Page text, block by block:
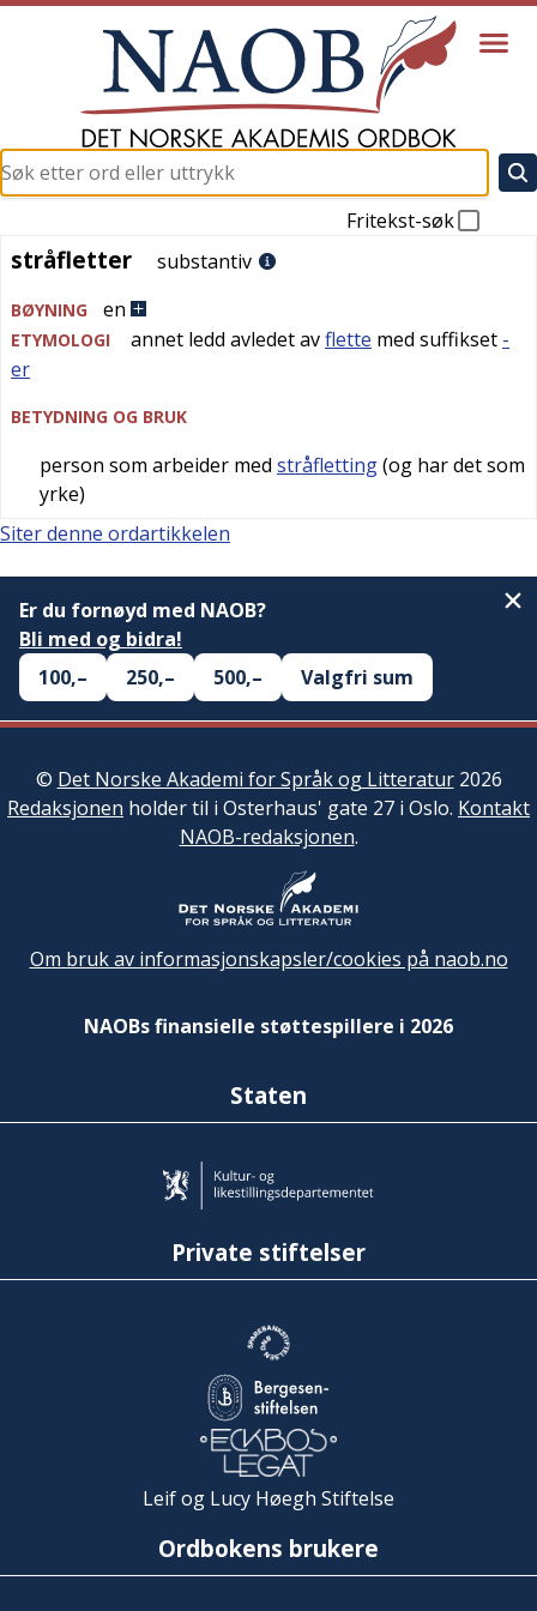
Fritekst-søk
stråfletter
stråfletter substantiv
BØYNING en
ETYMOLOGI annet ledd avledet avflette med suffikset -
er
BETYDNING OG BRUK
person som arbeider med stråfletting(og har det som
yrke)
Siter denne ordartikkelen
Er du fornøyd med NAOB?
Bli med og bidra!
100,–
250,– 500,– Valgfri sum
© Det Norske Akademi for Språk og Litteratur2026
Redaksjonen holder til i Osterhaus' gate 27 i Oslo. Kontakt
NAOB-redaksjonen.
Om bruk av informasjonskapsler/cookies på naob.no
NAOBs finansielle støttespillere i 2026
Staten
Private stiftelser
Leif og Lucy Høegh Stiftelse
Ordbokens brukere